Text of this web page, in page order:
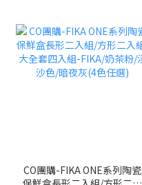
CO團購-FIKA ONE系列陶瓷